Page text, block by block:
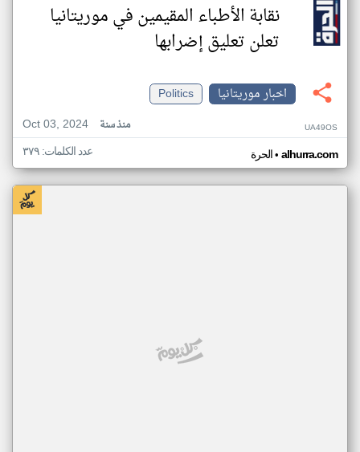
نقابة الأطباء المقيمين في موريتانيا
تعلن تعليق إضرابها
اخبار موريتانيا
Politics
Oct 03, 2024
منذ سنة UA49OS
الحرة• alhurra.com عدد الكلمات: ٣٧٩